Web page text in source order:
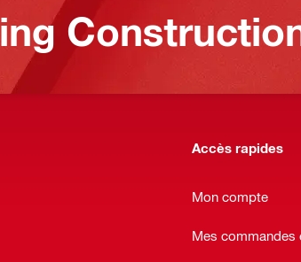
Accès rapides
Mon compte
Mes commandes